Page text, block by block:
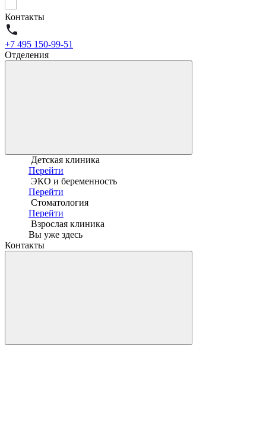
Контакты
+7 495 150-99-51
Отделения
Детская клиника
Перейти
ЭКО и беременность
Перейти
Стоматология
Перейти
Взрослая клиника
Вы уже здесь
Контакты